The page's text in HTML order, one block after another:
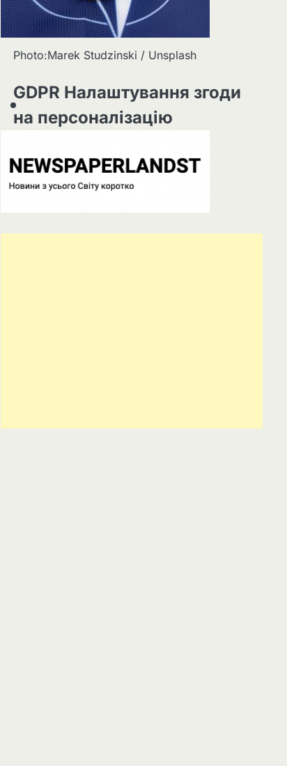
Photo:Marek Studzinski / Unsplash
GDPR Налаштування згоди
на персоналізацію